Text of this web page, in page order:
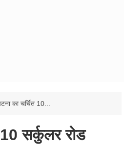
का चर्चित 10...
सर्कुलर रोड